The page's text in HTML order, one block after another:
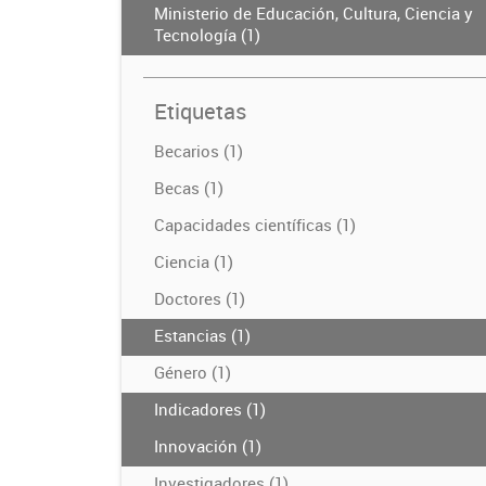
Ministerio de Educación, Cultura, Ciencia y
Tecnología (1)
Etiquetas
Becarios (1)
Becas (1)
Capacidades científicas (1)
Ciencia (1)
Doctores (1)
Estancias (1)
Género (1)
Indicadores (1)
Innovación (1)